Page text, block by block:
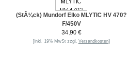
(StÃ¼ck) Mundorf Elko MLYTIC HV 470?
F/450V
34,90 €
[inkl. 19% MwSt zzgl. Versandkosten]